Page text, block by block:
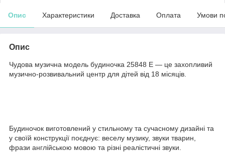
Опис Характеристики Доставка Оплата Умови
Опис
Чудова музична модель будиночка 25848 E — це захопливий
музично-розвивальний центр для дітей від 18 місяців.
Будиночок виготовлений у стильному та сучасному дизайні та
у своїй конструкції поєднує: веселу музику, звуки тварин,
фрази англійською мовою та різні реалістичні звуки.